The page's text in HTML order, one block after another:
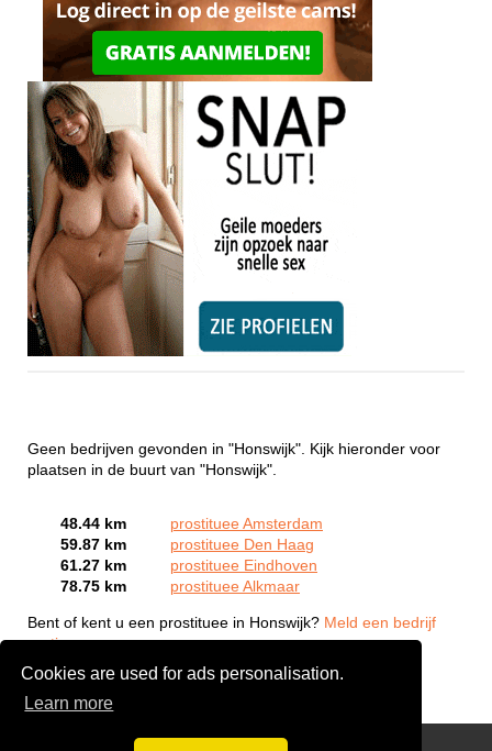
Cookies are used for ads personalisation.
Learn more
Geen bedrijven gevonden in "Honswijk". Kijk hieronder voor
plaatsen in de buurt van "Honswijk".
48.44 km
prostituee Amsterdam
59.87 km
prostituee Den Haag
61.27 km
prostituee Eindhoven
78.75 km
prostituee Alkmaar
Bent of kent u een prostituee in Honswijk? Meld een bedrijf
gratis aan